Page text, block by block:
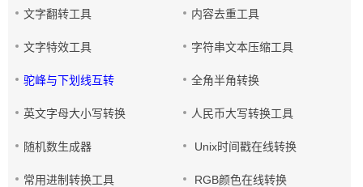
文字翻转工具 内容去重工具
文字特效工具 字符串文本压缩工具
驼峰与下划线互转 全角半角转换
英文字母大小写转换 人民币大写转换工具
随机数生成器 Unix时间戳在线转换
常用进制转换工具 RGB颜色在线转换